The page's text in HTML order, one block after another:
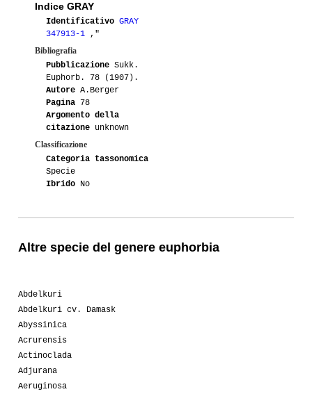
Indice GRAY
Identificativo GRAY
347913-1 ,"
Bibliografia
Pubblicazione Sukk.
Euphorb. 78 (1907).
Autore A.Berger
Pagina 78
Argomento della
citazione unknown
Classificazione
Categoria tassonomica
Specie
Ibrido No
Altre specie del genere euphorbia
Abdelkuri
Abdelkuri cv. Damask
Abyssinica
Acrurensis
Actinoclada
Adjurana
Aeruginosa